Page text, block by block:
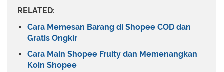
RELATED:
Cara Memesan Barang di Shopee COD dan
Gratis Ongkir
Cara Main Shopee Fruity dan Memenangkan
Koin Shopee